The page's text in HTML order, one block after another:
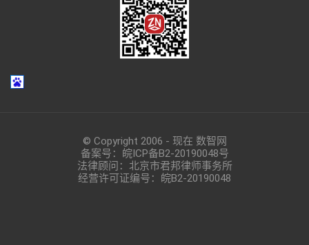
© Copyright 2006 - 现在 数智网
备案号： 皖ICP备B2-20190048号
法律顾问：北京市君邦律师事务所
经营许可证编号：皖B2-20190048